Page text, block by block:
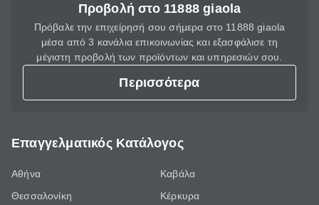
Προβολή στο 11888 giaola
Πρόβαλε την επιχείρησή σου σήμερα στο 11888 giaola
μέσα από 3 κανάλια επικοινωνίας και εξασφάλισε τη
μέγιστη προβολή των προϊόντων και υπηρεσιών σου.
Περισσότερα
Επαγγελματικός Κατάλογος
Αθήνα
Θεσσαλονίκη
Καβάλα
Κέρκυρα